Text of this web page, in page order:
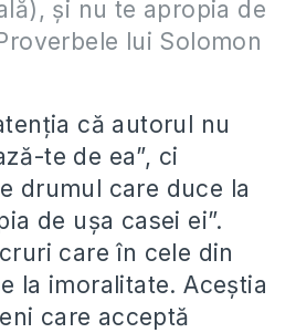
), şi nu te apropia de
lui Solomon
că autorul nu
te de ea”, ci
drumul care duce la
de uşa casei ei”.
care în cele din
la imoralitate. Aceştia
care acceptă